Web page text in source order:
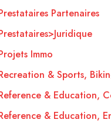
Partenaires
Immo
& Sports,
& Education,
& Education,